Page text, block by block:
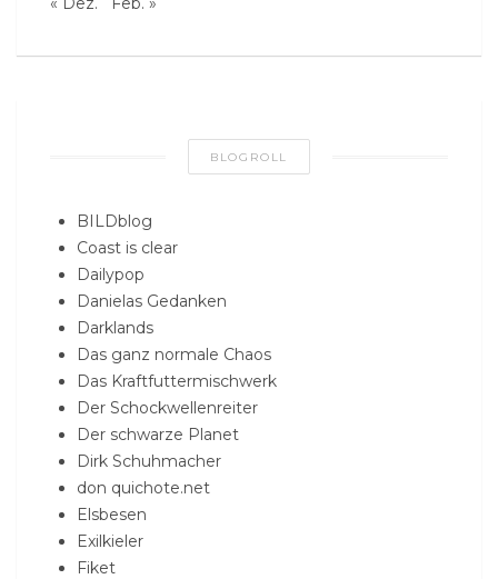
BLOGROLL
BILDblog
Coast is clear
Dailypop
Danielas Gedanken
Darklands
Das ganz normale Chaos
Das Kraftfuttermischwerk
Der Schockwellenreiter
Der schwarze Planet
Dirk Schuhmacher
don quichote.net
Elsbesen
Exilkieler
Fiket